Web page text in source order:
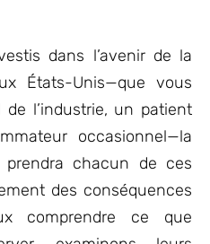
dans l’avenir de la
États-Unis—que vous
l’industrie, un patient
occasionnel—la
chacun de ces
des conséquences
comprendre ce que